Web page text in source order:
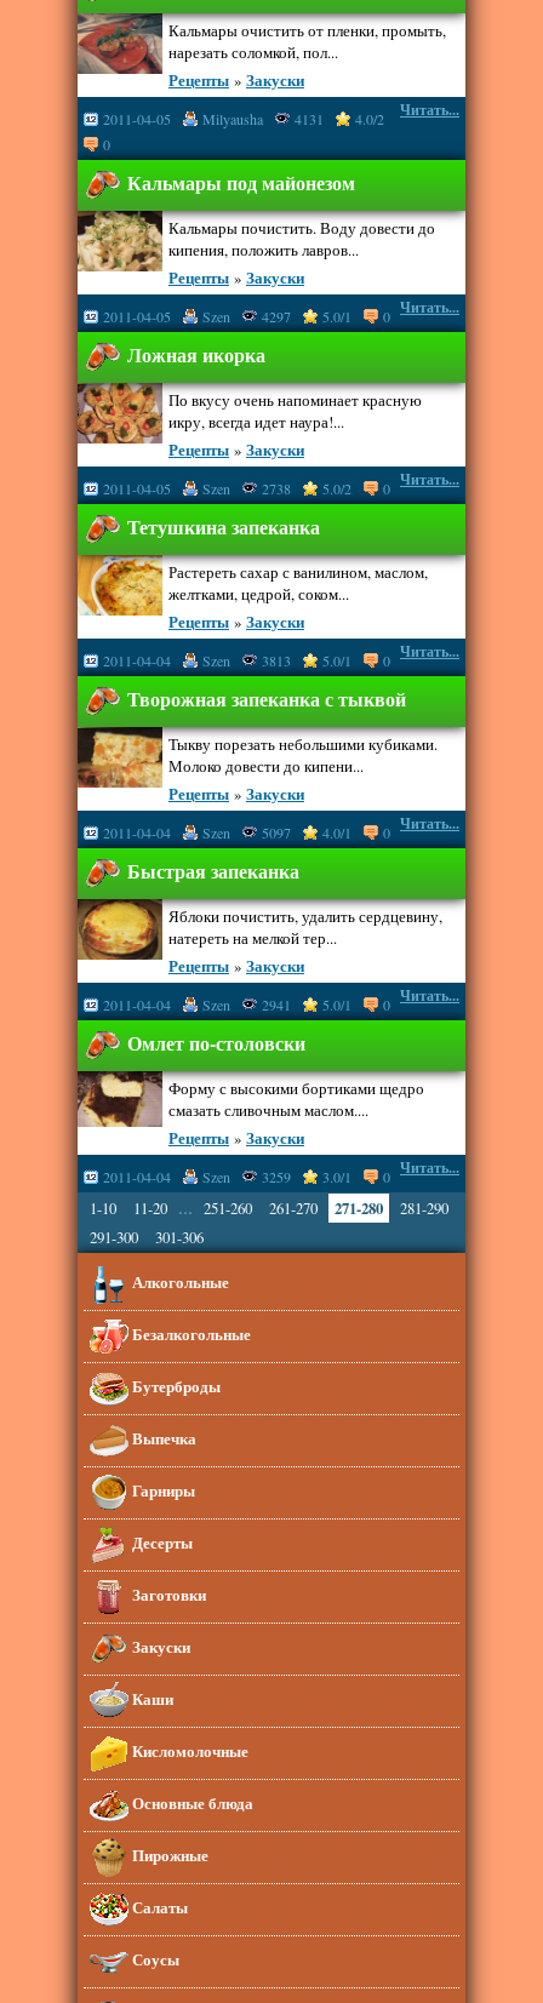
Кальмары очистить от пленки, промыть,
нарезать соломкой, пол...
Рецепты » Закуски
Читать...
2011-04-05 Milyausha 4131
4.0/2
0
Кальмары под майонезом
Кальмары почистить. Воду довести до
кипения, положить лавров...
Рецепты » Закуски
Читать...
2011-04-05 Szen 4297 5.0/1 0
Ложная икорка
По вкусу очень напоминает красную
икру, всегда идет наура!...
Рецепты » Закуски
Читать...
2011-04-05 Szen 2738 5.0/2 0
Тетушкина запеканка
Растереть сахар с ванилином, маслом,
желтками, цедрой, соком...
Рецепты » Закуски
Читать...
2011-04-04 Szen 3813 5.0/1 0
Творожная запеканка с тыквой
Тыкву порезать небольшими кубиками.
Молоко довести до кипени...
Рецепты » Закуски
Читать...
2011-04-04 Szen 5097 4.0/1 0
Быстрая запеканка
Яблоки почистить, удалить сердцевину,
натереть на мелкой тер...
Рецепты » Закуски
Читать...
2011-04-04 Szen 2941 5.0/1 0
Омлет по-столовски
Форму с высокими бортиками щедро
смазать сливочным маслом....
Рецепты » Закуски
Читать...
2011-04-04 Szen 3259 3.0/1 0
1-10 11-20 ... 251-260 261-270 271-280
281-290
291-300
301-306
Алкогольные
Безалкогольные
Бутерброды
Выпечка
Гарниры
Десерты
Заготовки
Закуски
Каши
Кисломолочные
Основные блюда
Пирожные
Салаты
Соусы